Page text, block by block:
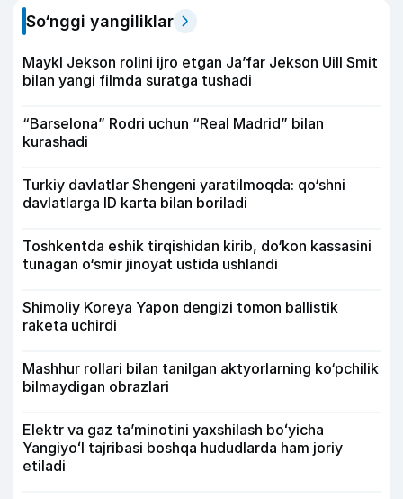
So‘nggi yangiliklar
Maykl Jekson rolini ijro etgan Ja’far Jekson Uill Smit
bilan yangi filmda suratga tushadi
“Barselona” Rodri uchun “Real Madrid” bilan
kurashadi
Turkiy davlatlar Shengeni yaratilmoqda: qo‘shni
davlatlarga ID karta bilan boriladi
Toshkentda eshik tirqishidan kirib, do‘kon kassasini
tunagan o‘smir jinoyat ustida ushlandi
Shimoliy Koreya Yapon dengizi tomon ballistik
raketa uchirdi
Mashhur rollari bilan tanilgan aktyorlarning ko‘pchilik
bilmaydigan obrazlari
Elektr va gaz taʼminotini yaxshilash boʻyicha
Yangiyoʻl tajribasi boshqa hududlarda ham joriy
etiladi